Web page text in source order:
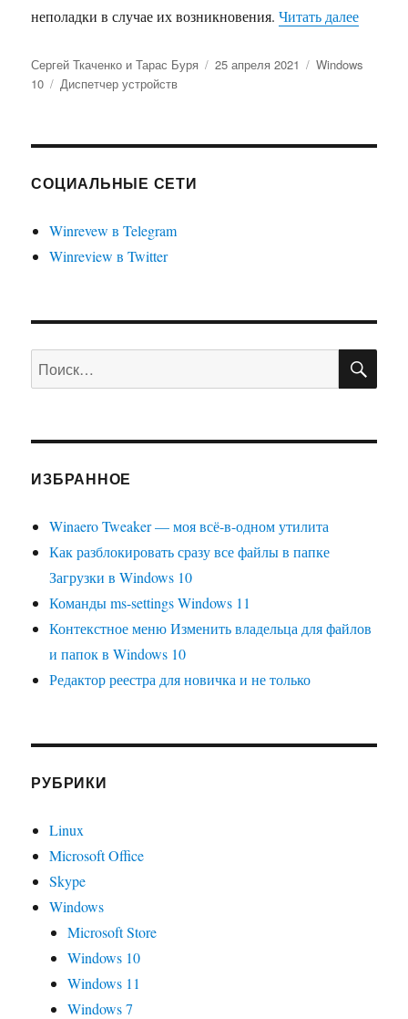
неполадки в случае их возникновения.Читать далее«Все
Автор
Сергей Ткаченко и Тарас Буря Опубликовано
25 апреля 2021 Рубрики
Windows
10
Метки
Диспетчер устройств
СОЦИАЛЬНЫЕ СЕТИ
Winrevew в Telegram
Winreview в Twitter
Искать:
ИЗБРАННОЕ
Winaero Tweaker — моя всё-в-одном утилита
Как разблокировать сразу все файлы в папке
Загрузки в Windows 10
Команды ms-settings Windows 11
Контекстное меню Изменить владельца для файлов
и папок в Windows 10
Редактор реестра для новичка и не только
РУБРИКИ
Linux
Microsoft Office
Skype
Windows
Microsoft Store
Windows 10
Windows 11
Windows 7